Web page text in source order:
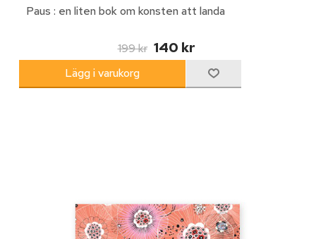
Paus : en liten bok om konsten att landa
199 kr 140 kr